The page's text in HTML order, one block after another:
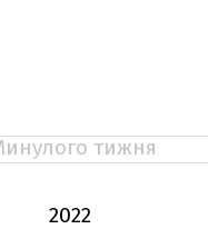
тижня
2022